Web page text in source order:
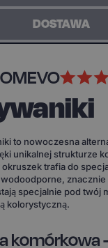
DOSTAWA
to nowoczesna
unikalnej strukturze
trafia do
znacznie
specjalnie pod twój
kolorystyczną.
komórkowa